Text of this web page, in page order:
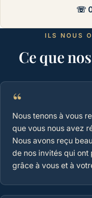
☏
ILS NOUS
Ce que
“
Nous tenons à vous
que vous nous avez
Nous avons reçu
de nos invités qui ont
grâce à vous et à